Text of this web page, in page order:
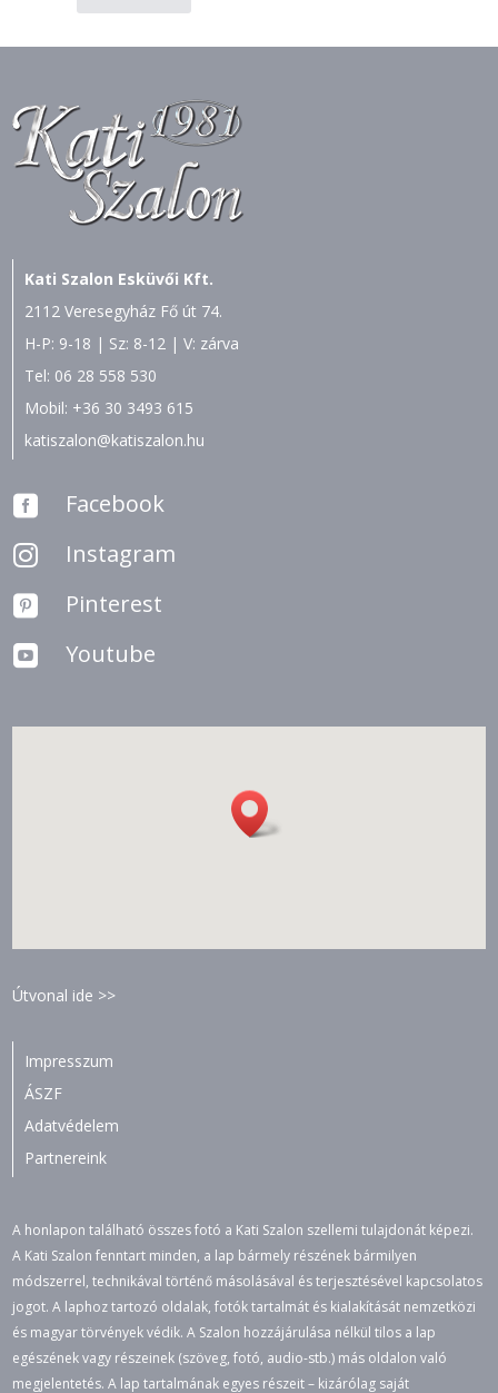
ruha
Kati Szalon Esküvői Kft.
2112 Veresegyház Fő út 74.
H-P: 9-18 | Sz: 8-12 | V: zárva
Tel: 06 28 558 530
Mobil: +36 30 3493 615
katiszalon@katiszalon.hu
 Facebook
 Instagram
 Pinterest
 Youtube
Útvonal ide >>
Impresszum
ÁSZF
Adatvédelem
Partnereink
A honlapon található összes fotó a Kati Szalon szellemi tulajdonát képezi.
A Kati Szalon fenntart minden, a lap bármely részének bármilyen
módszerrel, technikával történő másolásával és terjesztésével kapcsolatos
jogot. A laphoz tartozó oldalak, fotók tartalmát és kialakítását nemzetközi
és magyar törvények védik. A Szalon hozzájárulása nélkül tilos a lap
egészének vagy részeinek (szöveg, fotó, audio-stb.) más oldalon való
megjelentetés. A lap tartalmának egyes részeit – kizárólag saját